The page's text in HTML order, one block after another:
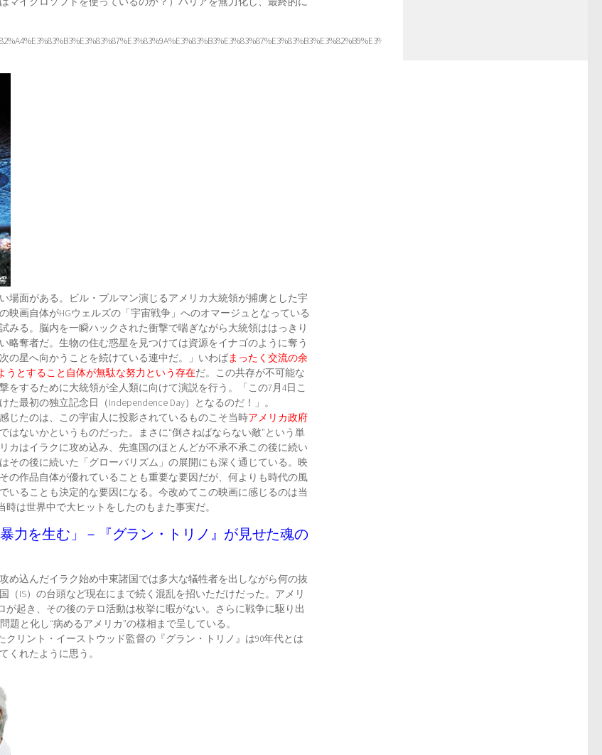
場面がある。ビル・プルマン演じるアメリカ大統領が捕虜とした宇
映画自体がHGウェルズの「宇宙戦争」へのオマージュとなっている
みる。脳内を一瞬ハックされた衝撃で喘ぎながら大統領ははっきり
略奪者だ。生物の住む惑星を見つけては資源をイナゴのように奪う
の星へ向かうことを続けている連中だ。」いわばまったく交流の余
うとすること自体が無駄な努力という存在だ。この共存が不可能な
をするために大統領が全人類に向けて演説を行う。「この7月4日こ
最初の独立記念日（Independence Day）となるのだ！」。
じたのは、この宇宙人に投影されているものこそ当時アメリカ政府
ではないかというものだった。まさに“倒さねばならない敵”という単
カはイラクに攻め込み、先進国のほとんどが不承不承この後に続い
その後に続いた「グローバリズム」の展開にも深く通じている。映
の作品自体が優れていることも重要な要因だが、何よりも時代の風
いることも決定的な要因になる。今改めてこの映画に感じるのは当
時は世界中で大ヒットをしたのもまた事実だ。
力を生む」－『グラン・トリノ』が見せた魂の
め込んだイラク始め中東諸国では多大な犠牲者を出しながら何の抜
（IS）の台頭など現在にまで続く混乱を招いただけだった。アメリ
が起き、その後のテロ活動は枚挙に暇がない。さらに戦争に駆り出
題と化し“病めるアメリカ”の様相まで呈している。
クリント・イーストウッド監督の『グラン・トリノ』は90年代とは
くれたように思う。